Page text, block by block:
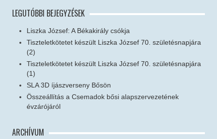
LEGUTÓBBI BEJEGYZÉSEK
Liszka József: A Békakirály csókja
Tiszteletkötetet készült Liszka József 70. születésnapjára
(2)
Tiszteletkötetet készült Liszka József 70. születésnapjára
(1)
SLA 3D íjászverseny Bősön
Összeállítás a Csemadok bősi alapszervezetének
évzárójáról
ARCHÍVUM